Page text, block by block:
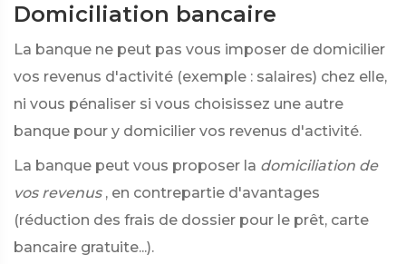
Domiciliation bancaire
La banque ne peut pas vous imposer de domicilier
vos revenus d'activité (exemple : salaires) chez elle,
ni vous pénaliser si vous choisissez une autre
banque pour y domicilier vos revenus d'activité.
La banque peut vous proposer la domiciliation de
vos revenus , en contrepartie d'avantages
(réduction des frais de dossier pour le prêt, carte
bancaire gratuite...).